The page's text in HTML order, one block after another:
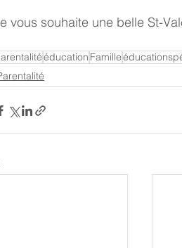
vous souhaite une belle St-
éducation Famille